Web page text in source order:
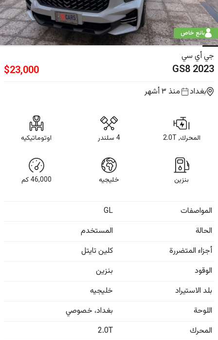
بائع خاص
جي أي سي
GS82023
$23,000
بغداد منذ ٣ أشهر
المحرك, 2.0T 4 سلندر اوتوماتيكيه
بنزين خليجيه 46,000كم
المواصفات
GL
الحالة
المستخدم
أجزاء المتضررة
كلين تايتل
الوقود
بنزين
بلد الاستيراد
خليجيه
اللوحة
بغداد، خصوصي
المحرك
2.0T